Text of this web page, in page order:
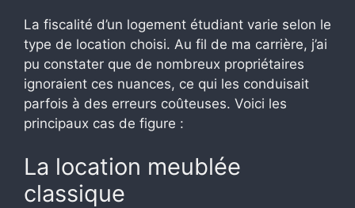
La fiscalité d’un logement étudiant varie selon le
type de location choisi. Au fil de ma carrière, j’ai
pu constater que de nombreux propriétaires
ignoraient ces nuances, ce qui les conduisait
parfois à des erreurs coûteuses. Voici les
principaux cas de figure :
La location meublée
classique